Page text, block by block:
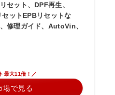
セット、DPF再生、
ットEPBリセットな
修理ガイド、AutoVin、
最大11倍！／
場で見る